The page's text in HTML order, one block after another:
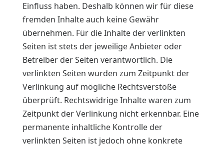
Einfluss haben. Deshalb können wir für diese
fremden Inhalte auch keine Gewähr
übernehmen. Für die Inhalte der verlinkten
Seiten ist stets der jeweilige Anbieter oder
Betreiber der Seiten verantwortlich. Die
verlinkten Seiten wurden zum Zeitpunkt der
Verlinkung auf mögliche Rechtsverstöße
überprüft. Rechtswidrige Inhalte waren zum
Zeitpunkt der Verlinkung nicht erkennbar. Eine
permanente inhaltliche Kontrolle der
verlinkten Seiten ist jedoch ohne konkrete